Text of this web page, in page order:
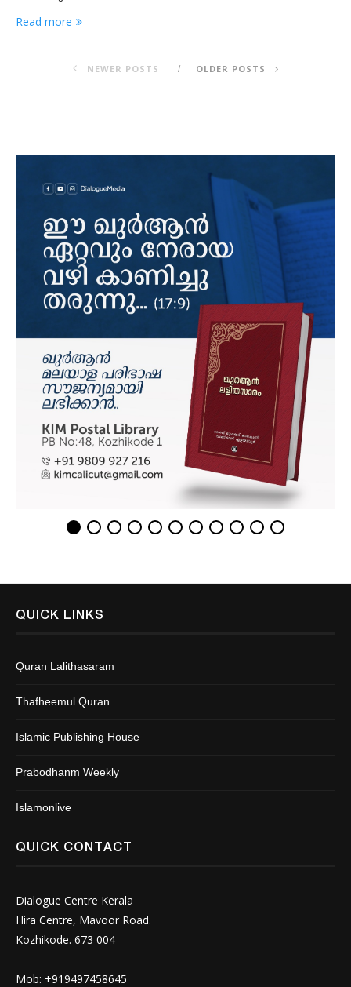
Read more
NEWER POSTS OLDER POSTS
QUICK LINKS
Quran Lalithasaram
Thafheemul Quran
Islamic Publishing House
Prabodhanm Weekly
Islamonlive
QUICK CONTACT
Dialogue Centre Kerala
Hira Centre, Mavoor Road.
Kozhikode. 673 004
Mob: +919497458645